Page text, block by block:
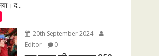
द...
20th September 2024
Editor
0